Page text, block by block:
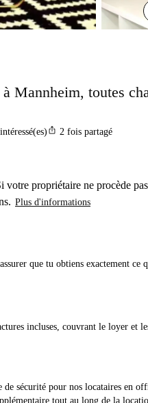
Mannheim, toutes
intéressé(es) ios_share 2 fois partagé
propriétaire ne procède
Plus d'informations
que tu obtiens exactement ce
incluses, couvrant le loyer et
sécurité pour nos locataires en
tout au long de la